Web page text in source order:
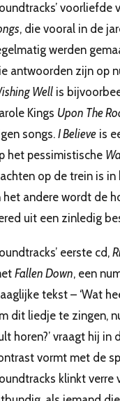
, die vooral in de
werden
antwoorden zijn op
Well is
Kings Upon The
songs.I Believe is
het pessimistische
op de trein is
het andere wordt de
uit een zinledig
eerste cd,
Fallen Down, een
tekst – ‘Wat
dit liedje te zingen,
horen?’ vraagt hij in
vormt met de
klinkt verre